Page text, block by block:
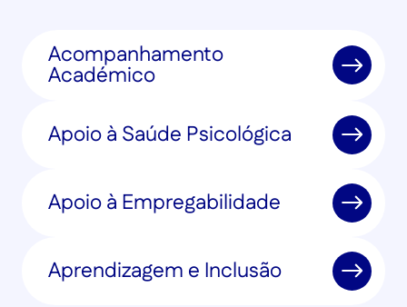
Acompanhamento
Académico
Apoio à Saúde Psicológica
Apoio à Empregabilidade
Aprendizagem e Inclusão